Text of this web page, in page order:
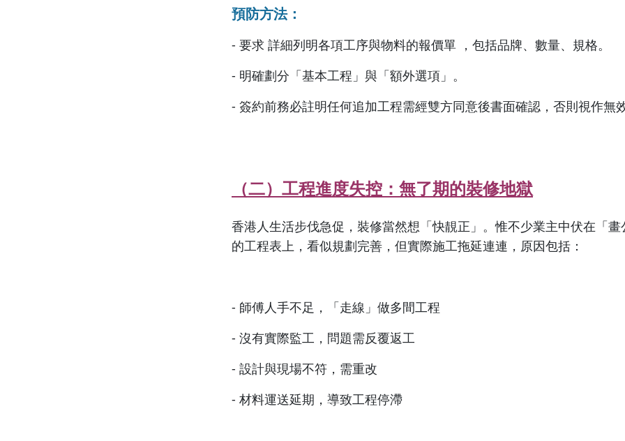
預防方法：
- 要求 詳細列明各項工序與物料的報價單 ，包括品牌、數量、規格。
- 明確劃分「基本工程」與「額外選項」。
- 簽約前務必註明任何追加工程需經雙方同意後書面確認，否則視作無效
（二）工程進度失控：無了期的裝修地獄
香港人生活步伐急促，裝修當然想「快靚正」。惟不少業主中伏在「畫
的工程表上，看似規劃完善，但實際施工拖延連連，原因包括：
- 師傅人手不足，「走線」做多間工程
- 沒有實際監工，問題需反覆返工
- 設計與現場不符，需重改
- 材料運送延期，導致工程停滯